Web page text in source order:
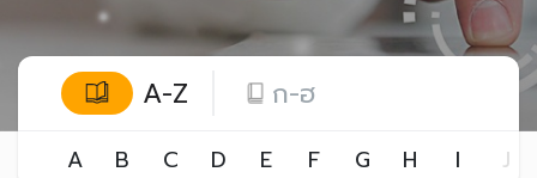
A-Z ก-ฮ
A B C D E F G H I J